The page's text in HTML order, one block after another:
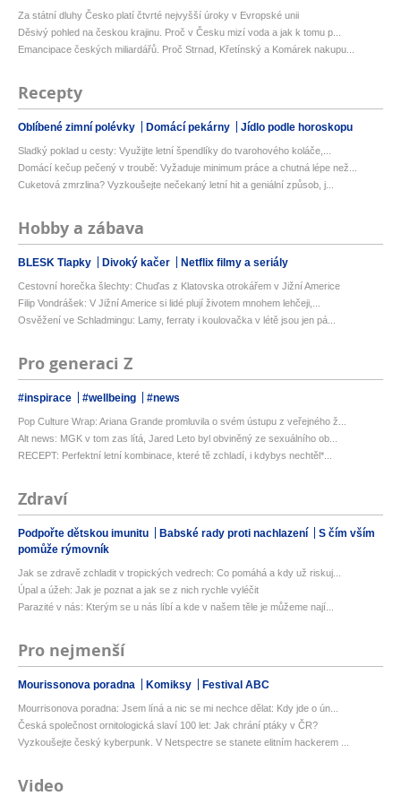
Za státní dluhy Česko platí čtvrté nejvyšší úroky v Evropské unii
Děsivý pohled na českou krajinu. Proč v Česku mizí voda a jak k tomu p...
Emancipace českých miliardářů. Proč Strnad, Křetínský a Komárek nakupu...
Recepty
Oblíbené zimní polévky Domácí pekárny Jídlo podle horoskopu
Sladký poklad u cesty: Využijte letní špendlíky do tvarohového koláče,...
Domácí kečup pečený v troubě: Vyžaduje minimum práce a chutná lépe než...
Cuketová zmrzlina? Vyzkoušejte nečekaný letní hit a geniální způsob, j...
Hobby a zábava
BLESK Tlapky Divoký kačer Netflix filmy a seriály
Cestovní horečka šlechty: Chuďas z Klatovska otrokářem v Jižní Americe
Filip Vondrášek: V Jižní Americe si lidé plují životem mnohem lehčeji,...
Osvěžení ve Schladmingu: Lamy, ferraty i koulovačka v létě jsou jen pá...
Pro generaci Z
#inspirace #wellbeing #news
Pop Culture Wrap: Ariana Grande promluvila o svém ústupu z veřejného ž...
Alt news: MGK v tom zas lítá, Jared Leto byl obviněný ze sexuálního ob...
RECEPT: Perfektní letní kombinace, které tě zchladí, i kdybys nechtěl*...
Zdraví
Podpořte dětskou imunitu Babské rady proti nachlazení
S čím vším
pomůže rýmovník
Jak se zdravě zchladit v tropických vedrech: Co pomáhá a kdy už riskuj...
Úpal a úžeh: Jak je poznat a jak se z nich rychle vyléčit
Parazité v nás: Kterým se u nás líbí a kde v našem těle je můžeme nají...
Pro nejmenší
Mourissonova poradna Komiksy Festival ABC
Mourrisonova poradna: Jsem líná a nic se mi nechce dělat: Kdy jde o ún...
Česká společnost ornitologická slaví 100 let: Jak chrání ptáky v ČR?
Vyzkoušejte český kyberpunk. V Netspectre se stanete elitním hackerem ...
Video